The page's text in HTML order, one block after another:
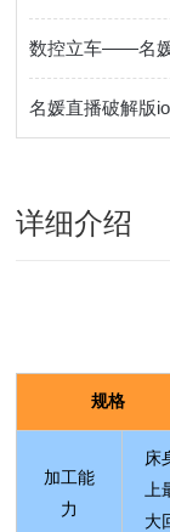
详细介绍
规格
加工能
力
床
上
大